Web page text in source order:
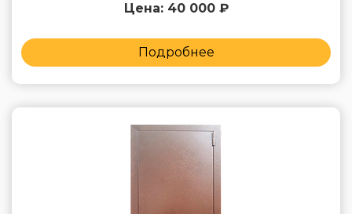
Цена: 40 000 ₽
Подробнее